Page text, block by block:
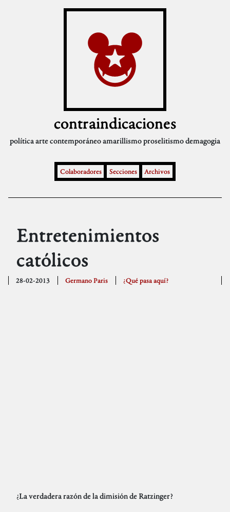
contraindicaciones
políticaarte contemporáneoamarillismoproselitismodemagogia
Colaboradores Secciones Archivos
Entretenimientos
católicos
28-02-2013 Germano Paris ¿Qué pasa aquí?
¿La verdadera razón de la dimisión de Ratzinger?